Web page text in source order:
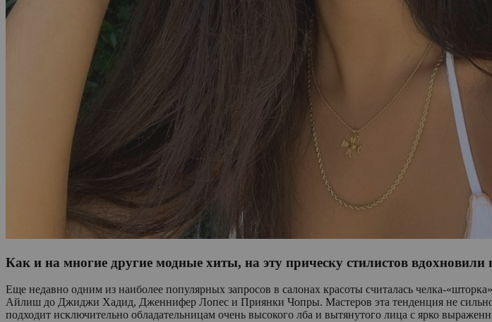
Как и на многие другие модные хиты, на эту прическу стилистов вдохновили
Еще недавно одним из наиболее популярных запросов в салонах красоты считалась челка-
Айлиш до Джиджи Хадид, Дженнифер Лопес и Приянки Чопры. Мастеров эта тенденция не сильно
подходит исключительно обладательницам очень высокого лба и вытянутого лица с ярко